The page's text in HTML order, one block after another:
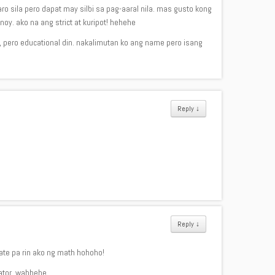
sila pero dapat may silbi sa pag-aaral nila. mas gusto kong
ako na ang strict at kuripot! hehehe
educational din. nakalimutan ko ang name pero isang
Reply ↓
Reply ↓
pa rin ako ng math hohoho!
wahhehe